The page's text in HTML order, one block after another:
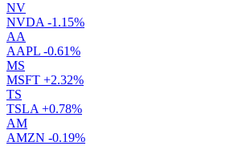
NV
NVDA -1.15%
AA
AAPL -0.61%
MS
MSFT +2.32%
TS
TSLA +0.78%
AM
AMZN -0.19%